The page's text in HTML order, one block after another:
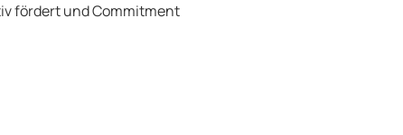
fördert und Commitment